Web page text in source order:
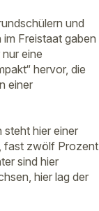
und
Freistaat gaben
eine
hervor, die
einer
steht hier einer
fast zwölf Prozent
sind hier
hier lag der